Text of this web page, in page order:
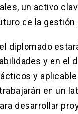
un activo
de la gestión
diplomado
y en el
y
en un
desarrollar